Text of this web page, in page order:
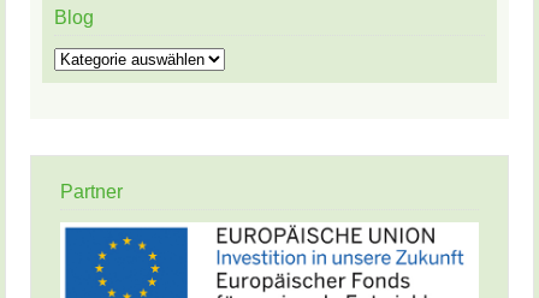
Blog
Blog
Partner